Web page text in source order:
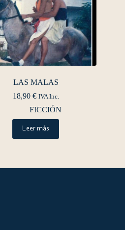
LAS MALAS
18,90 € IVA Inc.
FICCIÓN
Leer más